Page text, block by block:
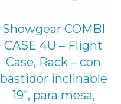
Showgear COMBI
CASE 4U – Flight
Case, Rack – con
bastidor inclinable
19″, para mesa,